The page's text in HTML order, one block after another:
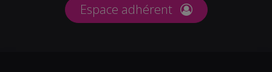
Espace adhérent